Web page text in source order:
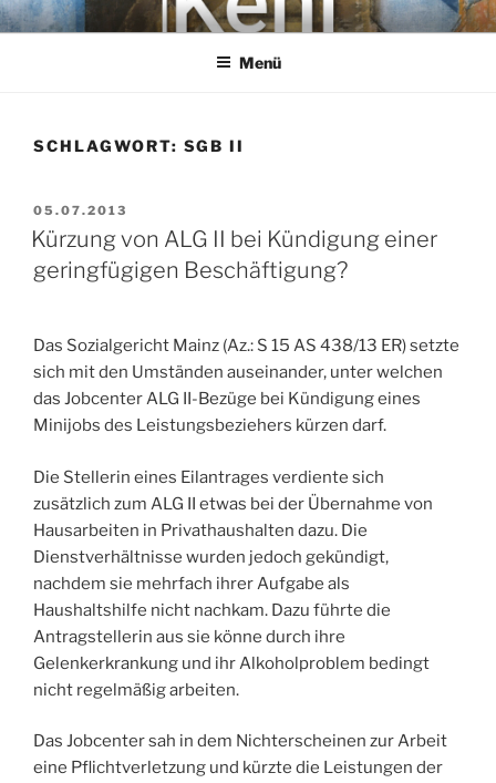
Zum
InhaltKEHL
Rechtsanwaltsgesellschaft mbH
Menü
SCHLAGWORT: SGB II
VERÖFFENTLICHT
AM
05.07.2013
Kürzung von ALG II bei Kündigung einer
geringfügigen Beschäftigung?
Das Sozialgericht Mainz (Az.: S 15 AS 438/13 ER) setzte
sich mit den Umständen auseinander, unter welchen
das Jobcenter ALG II-Bezüge bei Kündigung eines
Minijobs des Leistungsbeziehers kürzen darf.
Die Stellerin eines Eilantrages verdiente sich
zusätzlich zum ALG II etwas bei der Übernahme von
Hausarbeiten in Privathaushalten dazu. Die
Dienstverhältnisse wurden jedoch gekündigt,
nachdem sie mehrfach ihrer Aufgabe als
Haushaltshilfe nicht nachkam. Dazu führte die
Antragstellerin aus sie könne durch ihre
Gelenkerkrankung und ihr Alkoholproblem bedingt
nicht regelmäßig arbeiten.
Das Jobcenter sah in dem Nichterscheinen zur Arbeit
eine Pflichtverletzung und kürzte die Leistungen der